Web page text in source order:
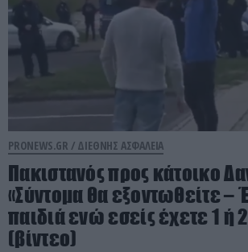
PRONEWS.GR / ΔΙΕΘΝΗΣ ΑΣΦΑΛΕΙΑ
Πακιστανός προς κάτοικο
«Σύντομα θα εξοντωθείτε –
παιδιά ενώ εσείς έχετε 1 ή
(βίντεο)